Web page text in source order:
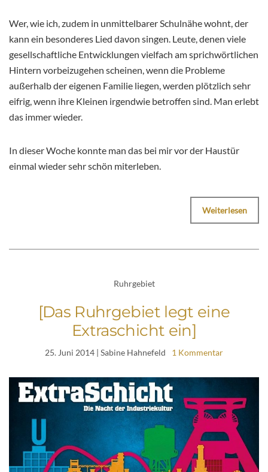
Wer, wie ich, zudem in unmittelbarer Schulnähe wohnt, der
kann ein besonderes Lied davon singen. Leute, denen viele
gesellschaftliche Entwicklungen vielfach am sprichwörtlichen
Hintern vorbeizugehen scheinen, wenn die Probleme
außerhalb der eigenen Familie liegen, werden plötzlich sehr
eifrig, wenn ihre Kleinen irgendwie betroffen sind. Man erlebt
das immer wieder.
In dieser Woche konnte man das bei mir vor der Haustür
einmal wieder sehr schön miterleben.
Weiterlesen
Ruhrgebiet
[Das Ruhrgebiet legt eine
Extraschicht ein]
25. Juni 2014 | Sabine Hahnefeld 1 Kommentar